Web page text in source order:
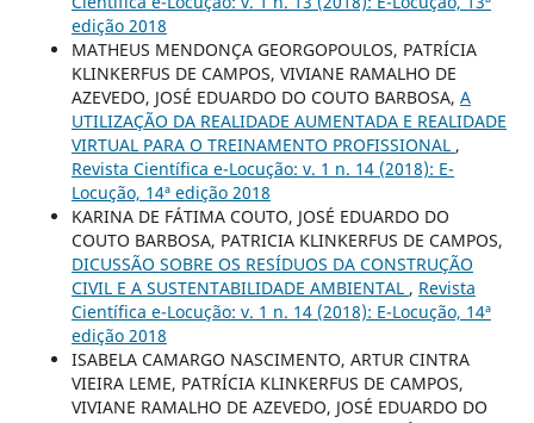
edição 2018
MATHEUS MENDONÇA GEORGOPOULOS, PATRÍCIA
KLINKERFUS DE CAMPOS, VIVIANE RAMALHO DE
AZEVEDO, JOSÉ EDUARDO DO COUTO BARBOSA, A
UTILIZAÇÃO DA REALIDADE AUMENTADA E REALIDADE
VIRTUAL PARA O TREINAMENTO PROFISSIONAL ,
Revista Científica e-Locução: v. 1 n. 14 (2018): E-
Locução, 14ª edição 2018
KARINA DE FÁTIMA COUTO, JOSÉ EDUARDO DO
COUTO BARBOSA, PATRICIA KLINKERFUS DE CAMPOS,
DICUSSÃO SOBRE OS RESÍDUOS DA CONSTRUÇÃO
CIVIL E A SUSTENTABILIDADE AMBIENTAL , Revista
Científica e-Locução: v. 1 n. 14 (2018): E-Locução, 14ª
edição 2018
ISABELA CAMARGO NASCIMENTO, ARTUR CINTRA
VIEIRA LEME, PATRÍCIA KLINKERFUS DE CAMPOS,
VIVIANE RAMALHO DE AZEVEDO, JOSÉ EDUARDO DO